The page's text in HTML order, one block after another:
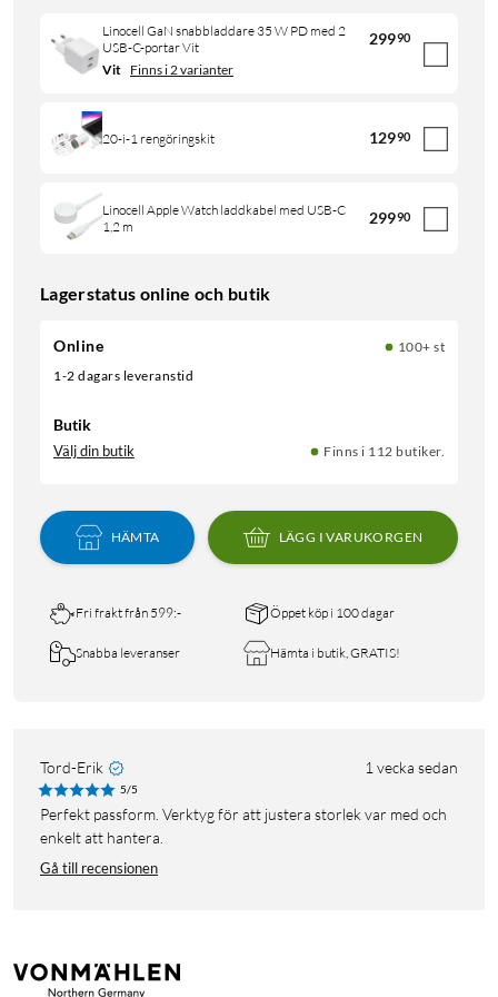
Linocell GaN snabbladdare 35 W PD med 2
USB-C-portar Vit
29990
Vit Finns i 2 varianter
20-i-1 rengöringskit 12990
Linocell Apple Watch laddkabel med USB-C
1,2 m
29990
Lagerstatus online och butik
Online
100+ st
1-2 dagars leveranstid
Butik
Välj din butik Finns i 112 butiker.
HÄMTA LÄGG I VARUKORGEN
Fri frakt från 599:- Öppet köp i 100 dagar
Snabba leveranser Hämta i butik, GRATIS!
Tord-Erik 1 vecka sedan
5/5
Perfekt passform. Verktyg för att justera storlek var med och
enkelt att hantera.
Gå till recensionen